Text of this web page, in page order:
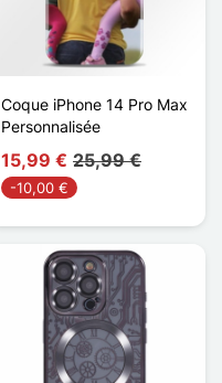
Coque iPhone 14 Pro Max
Personnalisée
15,99 € 25,99 €
-10,00 €